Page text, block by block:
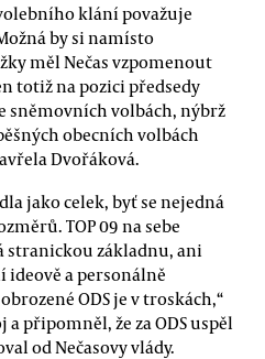
klání považuje
by si namísto
měl Nečas vzpomenout
totiž na pozici předsedy
sněmovních volbách, nýbrž
obecních volbách
Dvořáková.
jako celek, byť se nejedná
TOP 09 na sebe
stranickou základnu, ani
ideově a personálně
ODS je v troskách,“
připomněl, že za ODS uspěl
od Nečasovy vlády.